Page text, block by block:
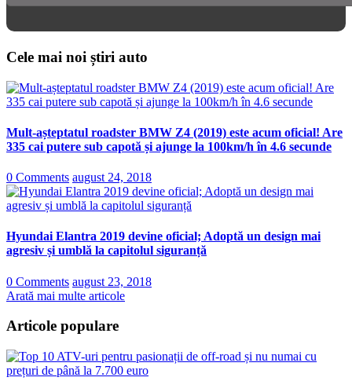
Cele mai noi știri auto
Mult-așteptatul roadster BMW Z4 (2019) este acum oficial! Are
335 cai putere sub capotă și ajunge la 100km/h în 4.6 secunde
0 Comments august 24, 2018
Hyundai Elantra 2019 devine oficial; Adoptă un design mai
agresiv și umblă la capitolul siguranță
0 Comments august 23, 2018
Arată mai multe articole
Articole populare